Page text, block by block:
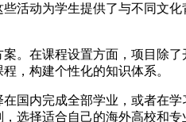
活动为学生提供了与不同文
。在课程设置方面，项目除
，构建个性化的知识体系。
国内完成全部学业，或者在
选择适合自己的海外高校和专